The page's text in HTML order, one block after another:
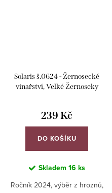
Solaris š.0624 - Žernosecké
vinařství, Velké Žernoseky
239 Kč
DO KOŠÍKU
Skladem 16 ks
Ročník 2024, výběr z hroznů,